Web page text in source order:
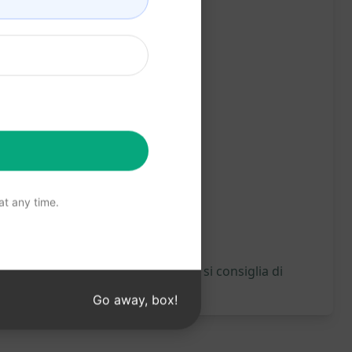
di ciò che verrà generato, si consiglia di
any time.
Go away, box!